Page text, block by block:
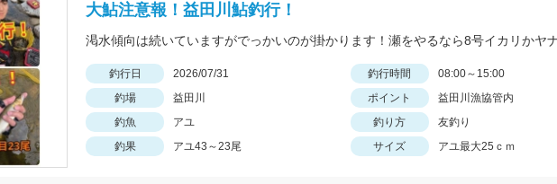
大鮎注意報！益田川鮎釣行！
釣行日 2026/07/31 釣行時間
08:00～15:00
釣場
益田川 ポイント
益田川漁協管内
釣魚
アユ 釣り方
友釣り
釣果
アユ43～23尾 サイズ アユ最大25ｃｍ